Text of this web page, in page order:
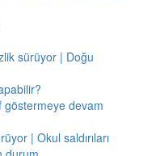
sürüyor | Doğu
göstermeye devam
| Okul saldırıları